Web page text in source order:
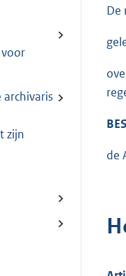
archivaris
zijn
De
de